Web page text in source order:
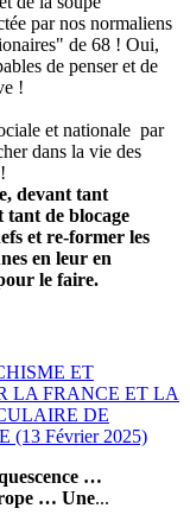
par nos normaliens
de 68 ! Oui,
de penser et de
!
et nationale par
dans la vie des
devant tant
tant de blocage
et re-former les
en leur en
le faire.
ET
LA FRANCE ET LA
DE
(13 Février 2025)
…
… Une...